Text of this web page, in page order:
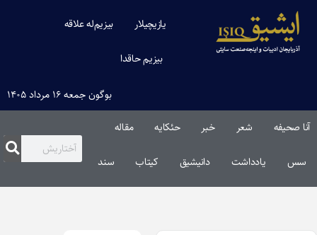
یازیچیلار بیزیم‌له علاقه
بیزیم حاقدا
بوگون جمعه ۱۶ مرداد ۱۴۰۵
شعر خبر حئکایه مقاله‌
یادداشت دانیشیق کیتاب سند